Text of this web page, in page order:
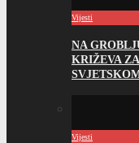
Vijesti
NA
KRIŽEVA
Vijesti